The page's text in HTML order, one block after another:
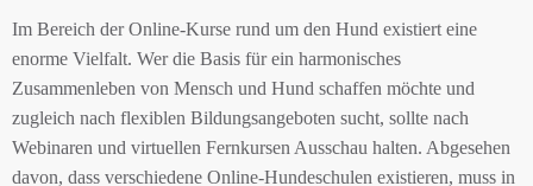
Im Bereich der Online-Kurse rund um den Hund existiert eine
enorme Vielfalt. Wer die Basis für ein harmonisches
Zusammenleben von Mensch und Hund schaffen möchte und
zugleich nach flexiblen Bildungsangeboten sucht, sollte nach
Webinaren und virtuellen Fernkursen Ausschau halten. Abgesehen
davon, dass verschiedene Online-Hundeschulen existieren, muss in